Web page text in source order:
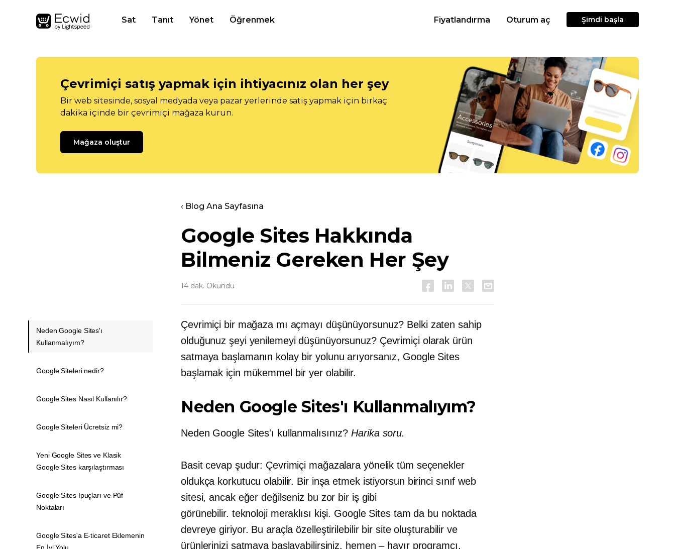
Sat Tanıt Yönet Öğrenmek Fiyatlandırma Oturum aç Şimdi başla
Çevrimiçi satış yapmak için ihtiyacınız olan her şey
Bir web sitesinde, sosyal medyada veya pazar yerlerinde satış yapmak için birkaç
dakika içinde bir çevrimiçi mağaza kurun.
Mağaza oluştur
‹ Blog Ana Sayfasına
Google Sites Hakkında
Bilmeniz Gereken Her Şey
14 dak. Okundu
Çevrimiçi bir mağaza mı açmayı düşünüyorsunuz? Belki zaten sahip
olduğunuz şeyi yenilemeyi düşünüyorsunuz? Çevrimiçi olarak ürün
satmaya başlamanın kolay bir yolunu arıyorsanız, Google Sites
başlamak için mükemmel bir yer olabilir.
Neden Google Sites'ı Kullanmalıyım?
Neden Google Sites'ı kullanmalısınız?Harika soru.
Basit cevap şudur: Çevrimiçi mağazalara yönelik tüm seçenekler
oldukça korkutucu olabilir. Bir inşa etmek istiyorsun birinci sınıf web
sitesi, ancak eğer değilseniz bu zor bir iş gibi
görünebilir. teknoloji meraklısı kişi. Google Sites tam da bu noktada
devreye giriyor. Bu araçla özelleştirilebilir bir site oluşturabilir ve
ürünlerinizi satmaya başlayabilirsiniz. hemen – hayırprogramcı,
Neden Google Sites'ı
Kullanmalıyım?
Google Siteleri nedir?
Google Sites Nasıl Kullanılır?
Google Siteleri Ücretsiz mi?
Yeni Google Sites ve Klasik
Google Sites karşılaştırması
Google Sites İpuçları ve Püf
Noktaları
Google Sites'a E-ticaret Eklemenin